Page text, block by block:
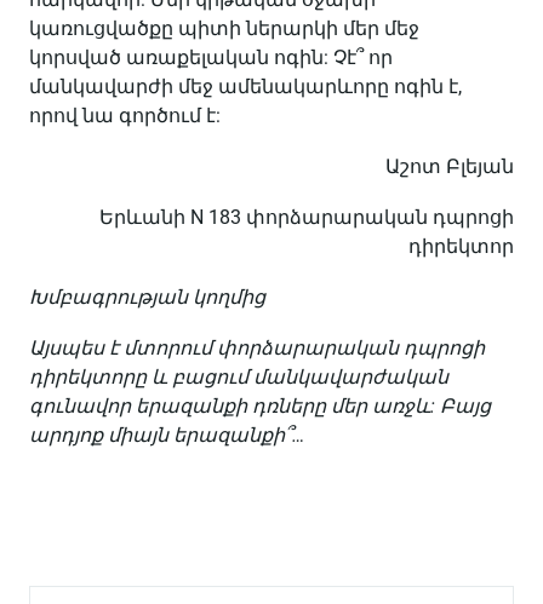
կառուցվածքը պիտի ներարկի մեր մեջ
կորսված առաքելական ոգին: Չէ՞ որ
մանկավարժի մեջ ամենակարևորը ոգին է,
որով նա գործում է:
Աշոտ Բլեյան
Երևանի N 183 փորձարարական դպրոցի
դիրեկտոր
Խմբագրության կողմից
Այսպես է մտորում փորձարարական դպրոցի
դիրեկտորը և բացում մանկավարժական
գունավոր երազանքի դռները մեր առջև: Բայց
արդյոք միայն երազանքի՞…